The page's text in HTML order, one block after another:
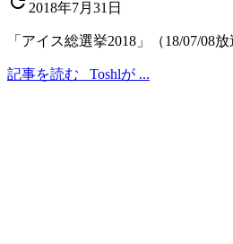
2018年7月31日
「アイス総選挙2018」（18/07/08
記事を読む Toshlが ...